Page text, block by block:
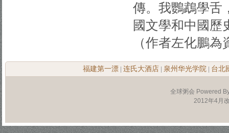
傳。我鸚鵡學舌
國文學和中國
（作者左化鵬
福建第一漂 连氏大酒店 泉州华光学院 台北
全球粥会 Powered
2012年4月